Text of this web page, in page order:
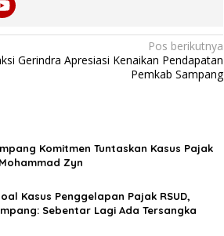
Pos berikutnya
Gerindra Apresiasi Kenaikan Pendapatan
Pemkab Sampang
Komitmen Tuntaskan Kasus Pajak
Zyn
Kasus Penggelapan Pajak RSUD,
Sebentar Lagi Ada Tersangka